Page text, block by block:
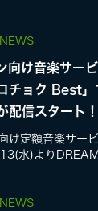
NEWS
向け音楽サー
チョク Best
配信スタート！
け定額音楽サー
水)より
NEWS